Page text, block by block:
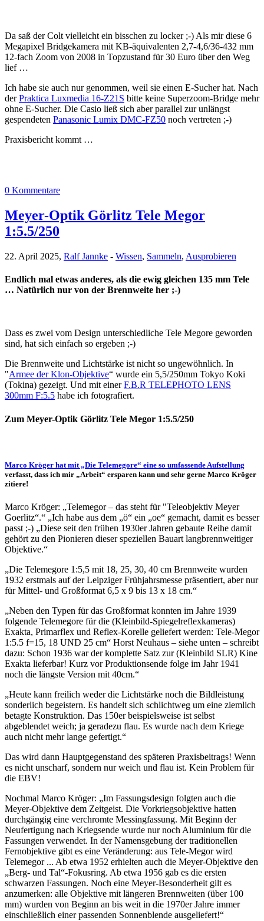
Da saß der Colt vielleicht ein bisschen zu locker ;-) Als mir diese 6
Megapixel Bridgekamera mit KB-äquivalenten 2,7-4,6/36-432 mm
12-fach Zoom von 2008 in Topzustand für 30 Euro über den Weg
lief …
Ich habe sie auch nur genommen, weil sie einen E-Sucher hat. Nach
derPraktica Luxmedia 16-Z21S bitte keine Superzoom-Bridge mehr
ohne E-Sucher. Die Casio ließ sich aber parallel zur unlängst
gespendeten Panasonic Lumix DMC-FZ50 noch vertreten ;-)
Praxisbericht kommt …
0 Kommentare
Meyer-Optik Görlitz Tele Megor
1:5.5/250
22. April 2025, Ralf Jannke - Wissen, Sammeln, Ausprobieren
Endlich mal etwas anderes, als die ewig gleichen 135 mm Tele
… Natürlich nur von der Brennweite her ;-)
Dass es zwei vom Design unterschiedliche Tele Megore geworden
sind, hat sich einfach so ergeben ;-)
Die Brennweite und Lichtstärke ist nicht so ungewöhnlich. In
"Armee der Klon-Objektive“ wurde ein 5,5/250mm Tokyo Koki
(Tokina) gezeigt. Und mit einerF.B.R TELEPHOTO LENS
300mm F:5.5 habe ich fotografiert.
Zum Meyer-Optik Görlitz Tele Megor 1:5.5/250
Marco Kröger hat mit „Die Telemegore“ eine so umfassende Aufstellung
verfasst, dass ich mir „Arbeit“ ersparen kann und sehr gerne Marco Kröger
zitiere!
Marco Kröger: „Telemegor – das steht für "Teleobjektiv Meyer
Goerlitz“.“ „Ich habe aus dem „ö“ ein „oe“ gemacht, damit es besser
passt ;-) „Diese seit den frühen 1930er Jahren gebaute Reihe damit
gehört zu den Pionieren dieser speziellen Bauart langbrennweitiger
Objektive.“
„Die Telemegore 1:5,5 mit 18, 25, 30, 40 cm Brennweite wurden
1932 erstmals auf der Leipziger Frühjahrsmesse präsentiert, aber nur
für Mittel- und Großformat 6,5 x 9 bis 13 x 18 cm.“
„Neben den Typen für das Großformat konnten im Jahre 1939
folgende Telemegore für die (Kleinbild-Spiegelreflexkameras)
Exakta, Primarflex und Reflex-Korelle geliefert werden: Tele-Megor
1:5.5 f=15, 18 UND 25 cm“ Horst Neuhaus – siehe unten – schreibt
dazu: Schon 1936 war der komplette Satz zur (Kleinbild SLR) Kine
Exakta lieferbar! Kurz vor Produktionsende folge im Jahr 1941
noch die längste Version mit 40cm.“
„Heute kann freilich weder die Lichtstärke noch die Bildleistung
sonderlich begeistern. Es handelt sich schlichtweg um eine ziemlich
betagte Konstruktion. Das 150er beispielsweise ist selbst
abgeblendet weich; ja geradezu flau. Es wurde nach dem Kriege
auch nicht mehr lange gefertigt.“
Das wird dann Hauptgegenstand des späteren Praxisbeitrags! Wenn
es nicht unscharf, sondern nur weich und flau ist. Kein Problem für
die EBV!
Nochmal Marco Kröger: „Im Fassungsdesign folgten auch die
Meyer-Objektive dem Zeitgeist. Die Vorkriegsobjektive hatten
durchgängig eine verchromte Messingfassung. Mit Beginn der
Neufertigung nach Kriegsende wurde nur noch Aluminium für die
Fassungen verwendet. In der Namensgebung der traditionellen
Fernobjektive gibt es eine Veränderung: aus Tele-Megor wird
Telemegor ... Ab etwa 1952 erhielten auch die Meyer-Objektive den
„Berg- und Tal“-Fokusring. Ab etwa 1956 gab es die ersten
schwarzen Fassungen. Noch eine Meyer-Besonderheit gilt es
anzumerken: alle Objektive mit längeren Brennweiten (über 100
mm) wurden von Beginn an bis weit in die 1970er Jahre immer
einschließlich einer passenden Sonnenblende ausgeliefert!“